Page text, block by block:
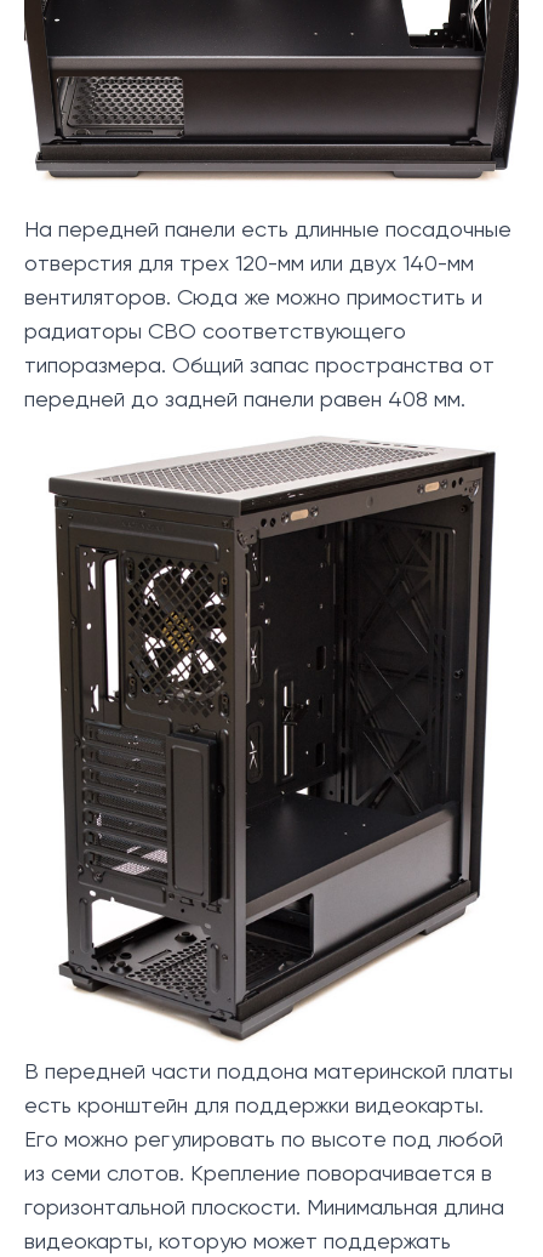
На передней панели есть длинные посадочные
отверстия для трех 120-мм или двух 140-мм
вентиляторов. Сюда же можно примостить и
радиаторы СВО соответствующего
типоразмера. Общий запас пространства от
передней до задней панели равен 408 мм.
В передней части поддона материнской платы
есть кронштейн для поддержки видеокарты.
Его можно регулировать по высоте под любой
из семи слотов. Крепление поворачивается в
горизонтальной плоскости. Минимальная длина
видеокарты, которую может поддержать